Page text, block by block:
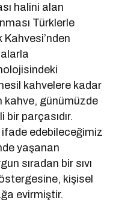
halini alan
Türklerle
kahvelere kadar
kahve, günümüzde
parçasıdır.
edebileceğimiz
yaşanan
sıradan bir sıvı
kişisel
evirmiştir.